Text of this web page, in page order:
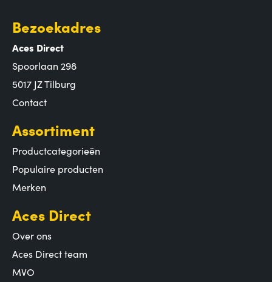
Bezoekadres
Aces Direct
Spoorlaan 298
5017 JZ Tilburg
Contact
Assortiment
Productcategorieën
Populaire producten
Merken
Aces Direct
Over ons
Aces Direct team
MVO